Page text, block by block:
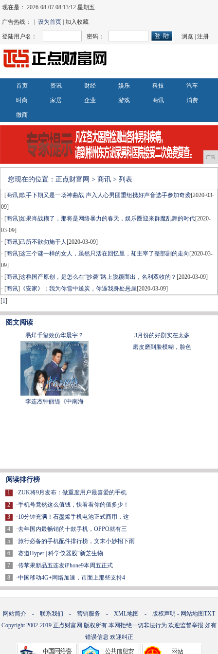
现在是：2026-08-07 08:13:12 星期五
广告热线： |设为首页 | 加入收藏
登陆用户名： 密码： 浏览 |注册
首页 资讯 财经 娱乐 科技 汽车
时尚 家居 企业 游戏 商讯 消费
微商
广告
您现在的位置： 正点财富网 > 商讯 > 列表
· [商讯]歌手下期又是一场神曲战 声入人心男团重组携好声音选手参加奇袭[2020-03-
09]
· [商讯]如果肖战糊了，那将是网络暴力的春天，娱乐圈迎来群魔乱舞的时代[2020-
03-09]
· [商讯]己所不欲勿施于人 [2020-03-09]
· [商讯]这三个谜一样的女人，虽然只活在回忆里，却主宰了整部剧的走向 [2020-03-
09]
· [商讯]这档国产原创，是怎么在“抄袭”路上脱颖而出，名利双收的？ [2020-03-09]
· [商讯] 《安家》：我为你雪中送炭，你逼我身处悬崖[2020-03-09]
[1]
图文阅读
易烊千玺效仿华晨宇？ 3月份的好剧实在太多
李连杰钟丽缇《中南海
磨皮磨到脸模糊，脸色
阅读排行榜
1
2
3
4
5
6
7
8
·ZUK将9月发布：做重度用户最喜爱的手机
·手机号竟然这么值钱，快看看你的值多少！
·10分钟充满！石墨烯手机电池正式商用，这
·去年国内最畅销的十款手机，OPPO就有三
·旅行必备的手机配件排行榜，文末小妙招下雨
·赛道Hyper | 科学仪器股“新芝生物
·传苹果新品五连发iPhone9本周五正式
·中国移动4G+网络加速，市面上那些支持4
网站简介 - 联系我们 - 营销服务 - XML地图 - 版权声明 - 网站地图TXT
Copyright.2002-2019 正点财富网 版权所有 本网拒绝一切非法行为 欢迎监督举报 如有
错误信息 欢迎纠正